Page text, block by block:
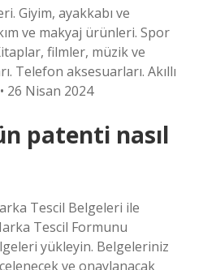
Giyim, ayakkabı ve
ve makyaj ürünleri. Spor
filmler, müzik ve
Telefon aksesuarları. Akıllı
26 Nisan 2024
patenti nasıl
Tescil Belgeleri ile
Tescil Formunu
yükleyin. Belgeleriniz
ve onaylanacak